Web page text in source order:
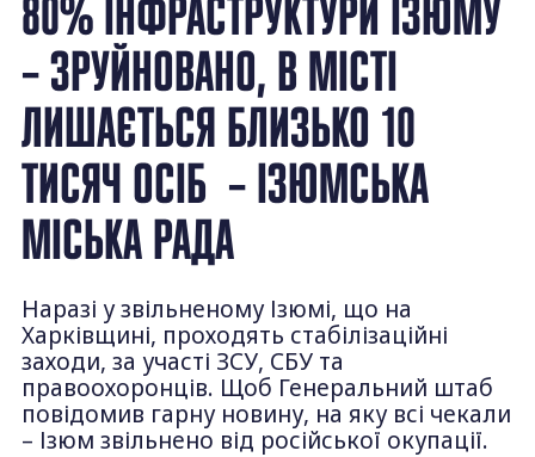
80% ІНФРАСТРУКТУРИ ІЗЮМУ
– ЗРУЙНОВАНО, В МІСТІ
ЛИШАЄТЬСЯ БЛИЗЬКО 10
ТИСЯЧ ОСІБ – ІЗЮМСЬКА
МІСЬКА РАДА
Наразі у звільненому Ізюмі, що на
Харківщині, проходять стабілізаційні
заходи, за участі ЗСУ, СБУ та
правоохоронців. Щоб Генеральний штаб
повідомив гарну новину, на яку всі чекали
– Ізюм звільнено від російської окупації.